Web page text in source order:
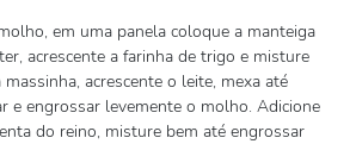
em uma panela coloque a manteiga
acrescente a farinha de trigo e misture
acrescente o leite, mexa até
e engrossar levemente o molho. Adicione
do reino, misture bem até engrossar